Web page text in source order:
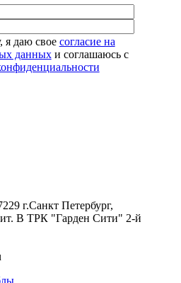
я даю свое согласие на
данныхи соглашаюсь с
г.Санкт Петербург,
B ТРК "Гарден Сити" 2-й